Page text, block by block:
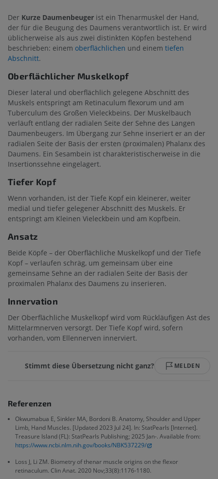
Der Kurze Daumenbeuger ist ein Thenarmuskel der Hand,
der für die Beugung des Daumens verantwortlich ist. Er wird
üblicherweise als aus zwei distinkten Köpfen bestehend
beschrieben: einem oberflächlichen und einem tiefen
Abschnitt.
Oberflächlicher Muskelkopf
Dieser lateral und oberflächlich gelegene Abschnitt des
Muskels entspringt am Retinaculum flexorum und am
Tuberculum des Großen Vieleckbeins. Der Muskelbauch
verläuft entlang der radialen Seite der Sehne des Langen
Daumenbeugers. Im Übergang zur Sehne inseriert er an der
radialen Seite der Basis der ersten (proximalen) Phalanx des
Daumens. Ein Sesambein ist charakteristischerweise in die
Insertionssehne eingelagert.
Tiefer Kopf
Wenn vorhanden, ist der Tiefe Kopf ein kleinerer, weiter
medial und tiefer gelegener Abschnitt des Muskels. Er
entspringt am Kleinen Vieleckbein und am Kopfbein.
Ansatz
Beide Köpfe – der Oberflächliche Muskelkopf und der Tiefe
Kopf – verlaufen schräg, um gemeinsam über eine
gemeinsame Sehne an der radialen Seite der Basis der
proximalen Phalanx des Daumens zu inserieren.
Innervation
Der Oberflächliche Muskelkopf wird vom Rückläufigen Ast des
Mittelarmnerven versorgt. Der Tiefe Kopf wird, sofern
vorhanden, vom Ellennerven innerviert.
Stimmt diese Übersetzung nicht ganz? MELDEN
Referenzen
Okwumabua E, Sinkler MA, Bordoni B. Anatomy, Shoulder and Upper
Limb, Hand Muscles. [Updated 2023 Jul 24]. In: StatPearls [Internet].
Treasure Island (FL): StatPearls Publishing; 2025 Jan-. Available from:
https://www.ncbi.nlm.nih.gov/books/NBK537229/
Loss J, Li ZM. Biometry of thenar muscle origins on the flexor
retinaculum. Clin Anat. 2020 Nov;33(8):1176-1180.